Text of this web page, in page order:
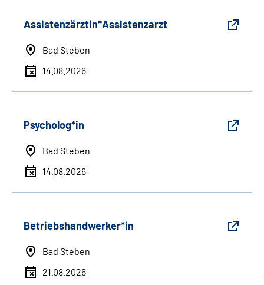
Assistenzärztin*Assistenzarzt
Bad Steben
14.08.2026
Psycholog*in
Bad Steben
14.08.2026
Betriebshandwerker*in
Bad Steben
21.08.2026